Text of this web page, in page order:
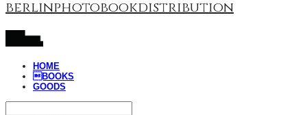
berlinphotobookdistribution
HOME
BOOKS
GOODS